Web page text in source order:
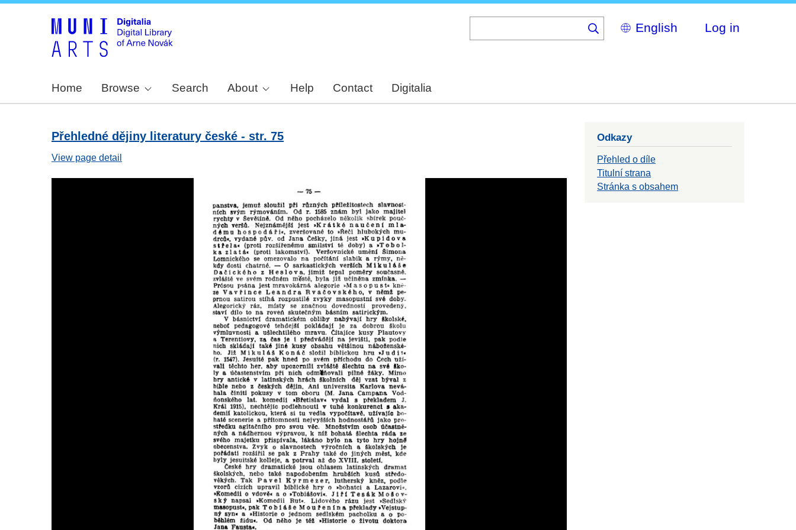
Select
your
Log in
Home Browse Search About Help Contact Digitalia
Přehledné dějiny literatury české - str. 75
View page detail
Odkazy
Přehled o díle
Titulní strana
Stránka s obsahem